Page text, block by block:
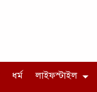
ধর্ম লাইফস্টাইল